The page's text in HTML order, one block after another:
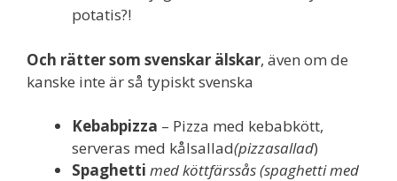
potatis?!
Och rätter som svenskar älskar, även om de
kanske inte är så typiskt svenska
Kebabpizza – Pizza med kebabkött,
serveras med kålsallad(pizzasallad)
Spaghetti med köttfärssås (spaghetti med